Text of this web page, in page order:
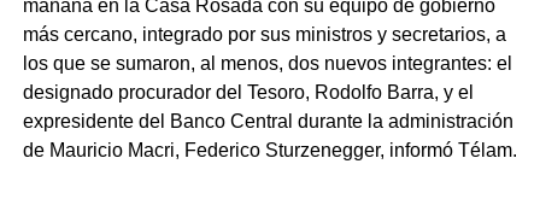
mañana en la Casa Rosada con su equipo de gobierno
más cercano, integrado por sus ministros y secretarios, a
los que se sumaron, al menos, dos nuevos integrantes: el
designado procurador del Tesoro, Rodolfo Barra, y el
expresidente del Banco Central durante la administración
de Mauricio Macri, Federico Sturzenegger, informó Télam.